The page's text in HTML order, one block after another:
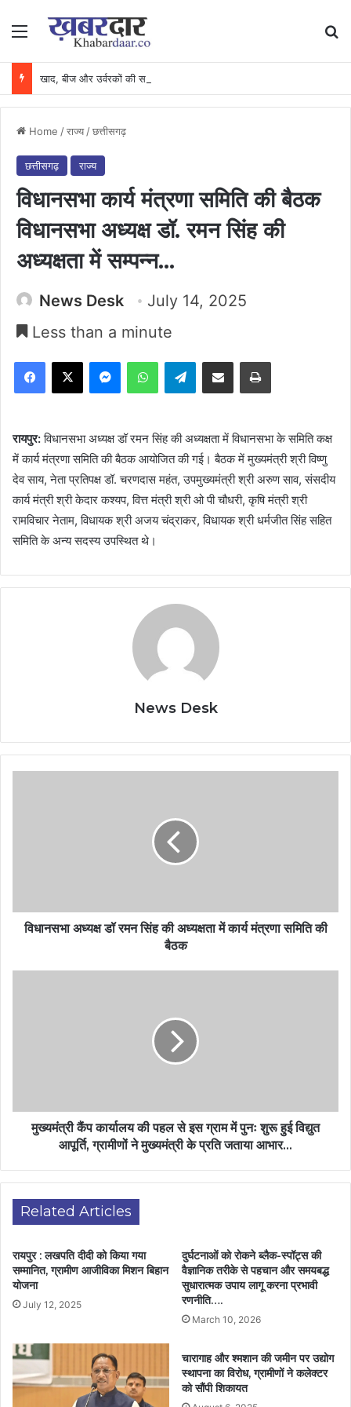
Menu
Home /राज्य /छत्तीसगढ़
छत्तीसगढ़ राज्य
विधानसभा कार्य मंत्रणा समिति की बैठक
विधानसभा अध्यक्ष डॉ. रमन सिंह की
अध्यक्षता में सम्पन्न…
News Desk
July 14, 2025
Less than a minute
Facebook
X MessengerWhatsAppTelegramShare via Email Print
रायपुर:विधानसभा अध्यक्ष डॉ रमन सिंह की अध्यक्षता में विधानसभा के समिति कक्ष
में कार्य मंत्रणा समिति की बैठक आयोजित की गई। बैठक में मुख्यमंत्री श्री विष्णु
देव साय, नेता प्रतिपक्ष डॉ. चरणदास महंत, उपमुख्यमंत्री श्री अरुण साव, संसदीय
कार्य मंत्री श्री केदार कश्यप, वित्त मंत्री श्री ओ पी चौधरी, कृषि मंत्री श्री
रामविचार नेताम, विधायक श्री अजय चंद्राकर, विधायक श्री धर्मजीत सिंह सहित
समिति के अन्य सदस्य उपस्थित थे।
News Desk
विधानसभा अध्यक्ष डॉ रमन सिंह की अध्यक्षता में कार्य मंत्रणा समिति की
बैठक
मुख्यमंत्री कैंप कार्यालय की पहल से इस ग्राम में पुनः शुरू हुई विद्युत
आपूर्ति, ग्रामीणों ने मुख्यमंत्री के प्रति जताया आभार…
Related Articles
रायपुर : लखपति दीदी को किया गया
सम्मानित, ग्रामीण आजीविका मिशन बिहान
योजना
July 12, 2025
दुर्घटनाओं को रोकने ब्लैक-स्पॉट्स की
वैज्ञानिक तरीके से पहचान और समयबद्ध
सुधारात्मक उपाय लागू करना प्रभावी
रणनीति….
March 10, 2026
चारागाह और श्मशान की जमीन पर उद्योग
स्थापना का विरोध, ग्रामीणों ने कलेक्टर
को सौंपी शिकायत